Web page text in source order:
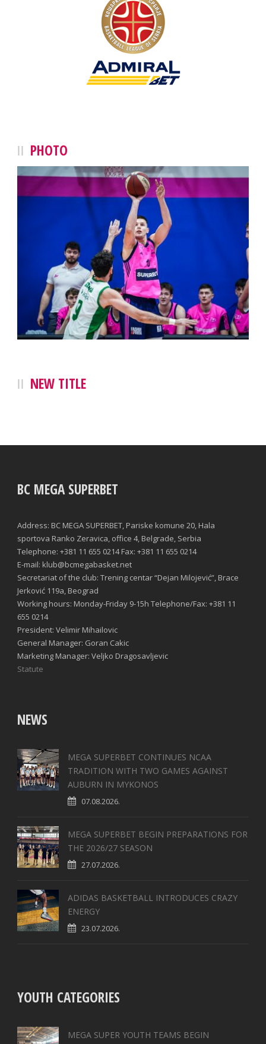
PHOTO
NEW TITLE
BC MEGA SUPERBET
Address: BC MEGA SUPERBET, Pariske komune 20, Hala
sportova Ranko Zeravica, office 4, Belgrade, Serbia
Telephone: +381 11 655 0214 Fax: +381 11 655 0214
E-mail: klub@bcmegabasket.net
Secretariat of the club: Trening centar “Dejan Milojević”, Brace
Jerković 119a, Beograd
Working hours: Monday-Friday 9-15h Telephone/Fax: +381 11
655 0214
President: Velimir Mihailovic
General Manager: Goran Cakic
Marketing Manager: Veljko Dragosavljevic
Statute
NEWS
MEGA SUPERBET CONTINUES NCAA
TRADITION WITH TWO GAMES AGAINST
AUBURN IN MYKONOS
07.08.2026.
MEGA SUPERBET BEGIN PREPARATIONS FOR
THE 2026/27 SEASON
27.07.2026.
ADIDAS BASKETBALL INTRODUCES CRAZY
ENERGY
23.07.2026.
YOUTH CATEGORIES
MEGA SUPER YOUTH TEAMS BEGIN